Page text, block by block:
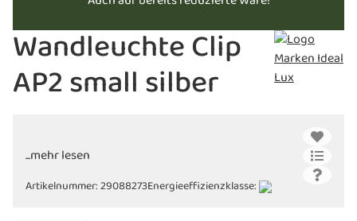
Wandleuchte Clip
AP2 small silber
...mehr lesen
Artikelnummer:29088273Energieeffizienzklasse: